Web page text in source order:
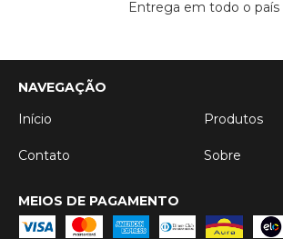
Entrega em todo o país
NAVEGAÇÃO
Início
Produtos
Contato Sobre
MEIOS DE PAGAMENTO